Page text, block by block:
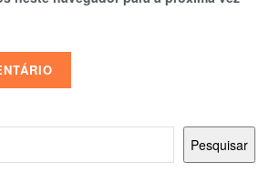
Pesquisar